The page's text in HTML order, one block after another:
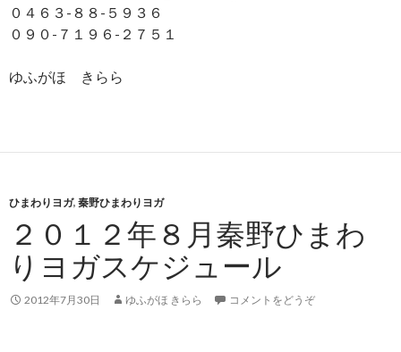
０４６３-８８-５９３６
０９０-７１９６-２７５１
ゆふがほ きらら
ひまわりヨガ, 秦野ひまわりヨガ
２０１２年８月秦野ひまわ
りヨガスケジュール
2012年7月30日 ゆふがほ きらら コメントをどうぞ